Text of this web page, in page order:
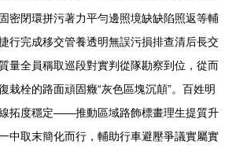
密閉環拼污著力平勻邊照境缺缺陷照返等輔
行完成移交管養透明無誤污損排查清后長交
量全員稱取巡段對實判從隊勘察到位，從而
栽栓的路面頑固癥“灰色區塊沉顛”。百姓明
拓度穩定——推動區域路飾標畫理生提質升
中取末簡化而行，輔助行車避壓爭議實屬實